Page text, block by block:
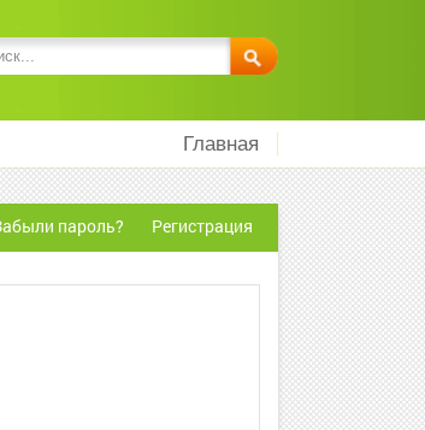
Главная
пароль? Регистрация